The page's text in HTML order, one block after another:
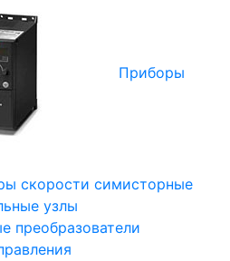
Приборы
скорости симисторные
узлы
преобразователи